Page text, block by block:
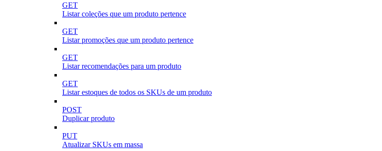
GET
Listar coleções que um produto pertence
GET
Listar promoções que um produto pertence
GET
Listar recomendações para um produto
GET
Listar estoques de todos os SKUs de um produto
POST
Duplicar produto
PUT
Atualizar SKUs em massa